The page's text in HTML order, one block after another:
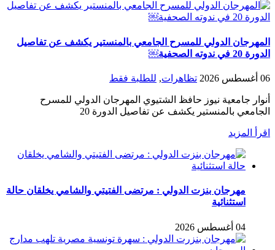
المهرجان الدولي للمسرح الجامعي بالمنستير يكشف عن تفاصيل
الدورة 20 في ندوته الصحفية￼
06 أغسطس 2026 تظاهرات, للطلبة فقط
أنوار جامعية نيوز حافظ الشتيوي المهرجان الدولي للمسرح
الجامعي بالمنستير يكشف عن تفاصيل الدورة 20
اقرأ المزيد
مهرجان بنزت الدولي : مرتضى الفتيتي والشامي يخلقان حالة
استثنائية
04 أغسطس 2026